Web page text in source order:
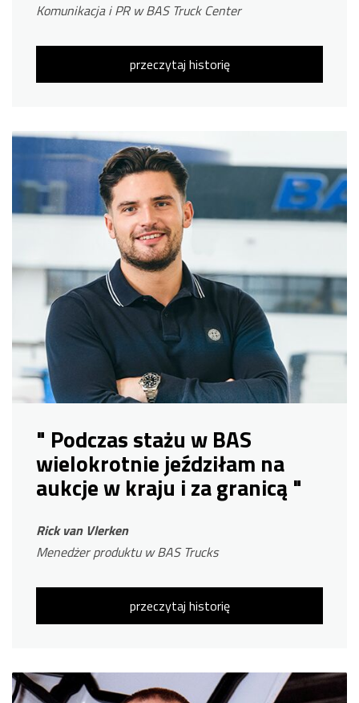
Komunikacja i PR w BAS Truck Center
przeczytaj historię
" Podczas stażu w BAS
wielokrotnie jeździłam na
aukcje w kraju i za granicą "
Rick van Vlerken
Menedżer produktu w BAS Trucks
przeczytaj historię